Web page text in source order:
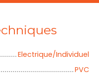
Electrique/Individuel
PVC